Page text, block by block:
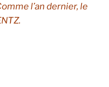
l’an dernier, le